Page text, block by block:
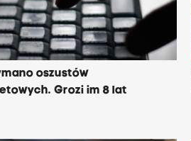
oszustów
Grozi im 8 lat